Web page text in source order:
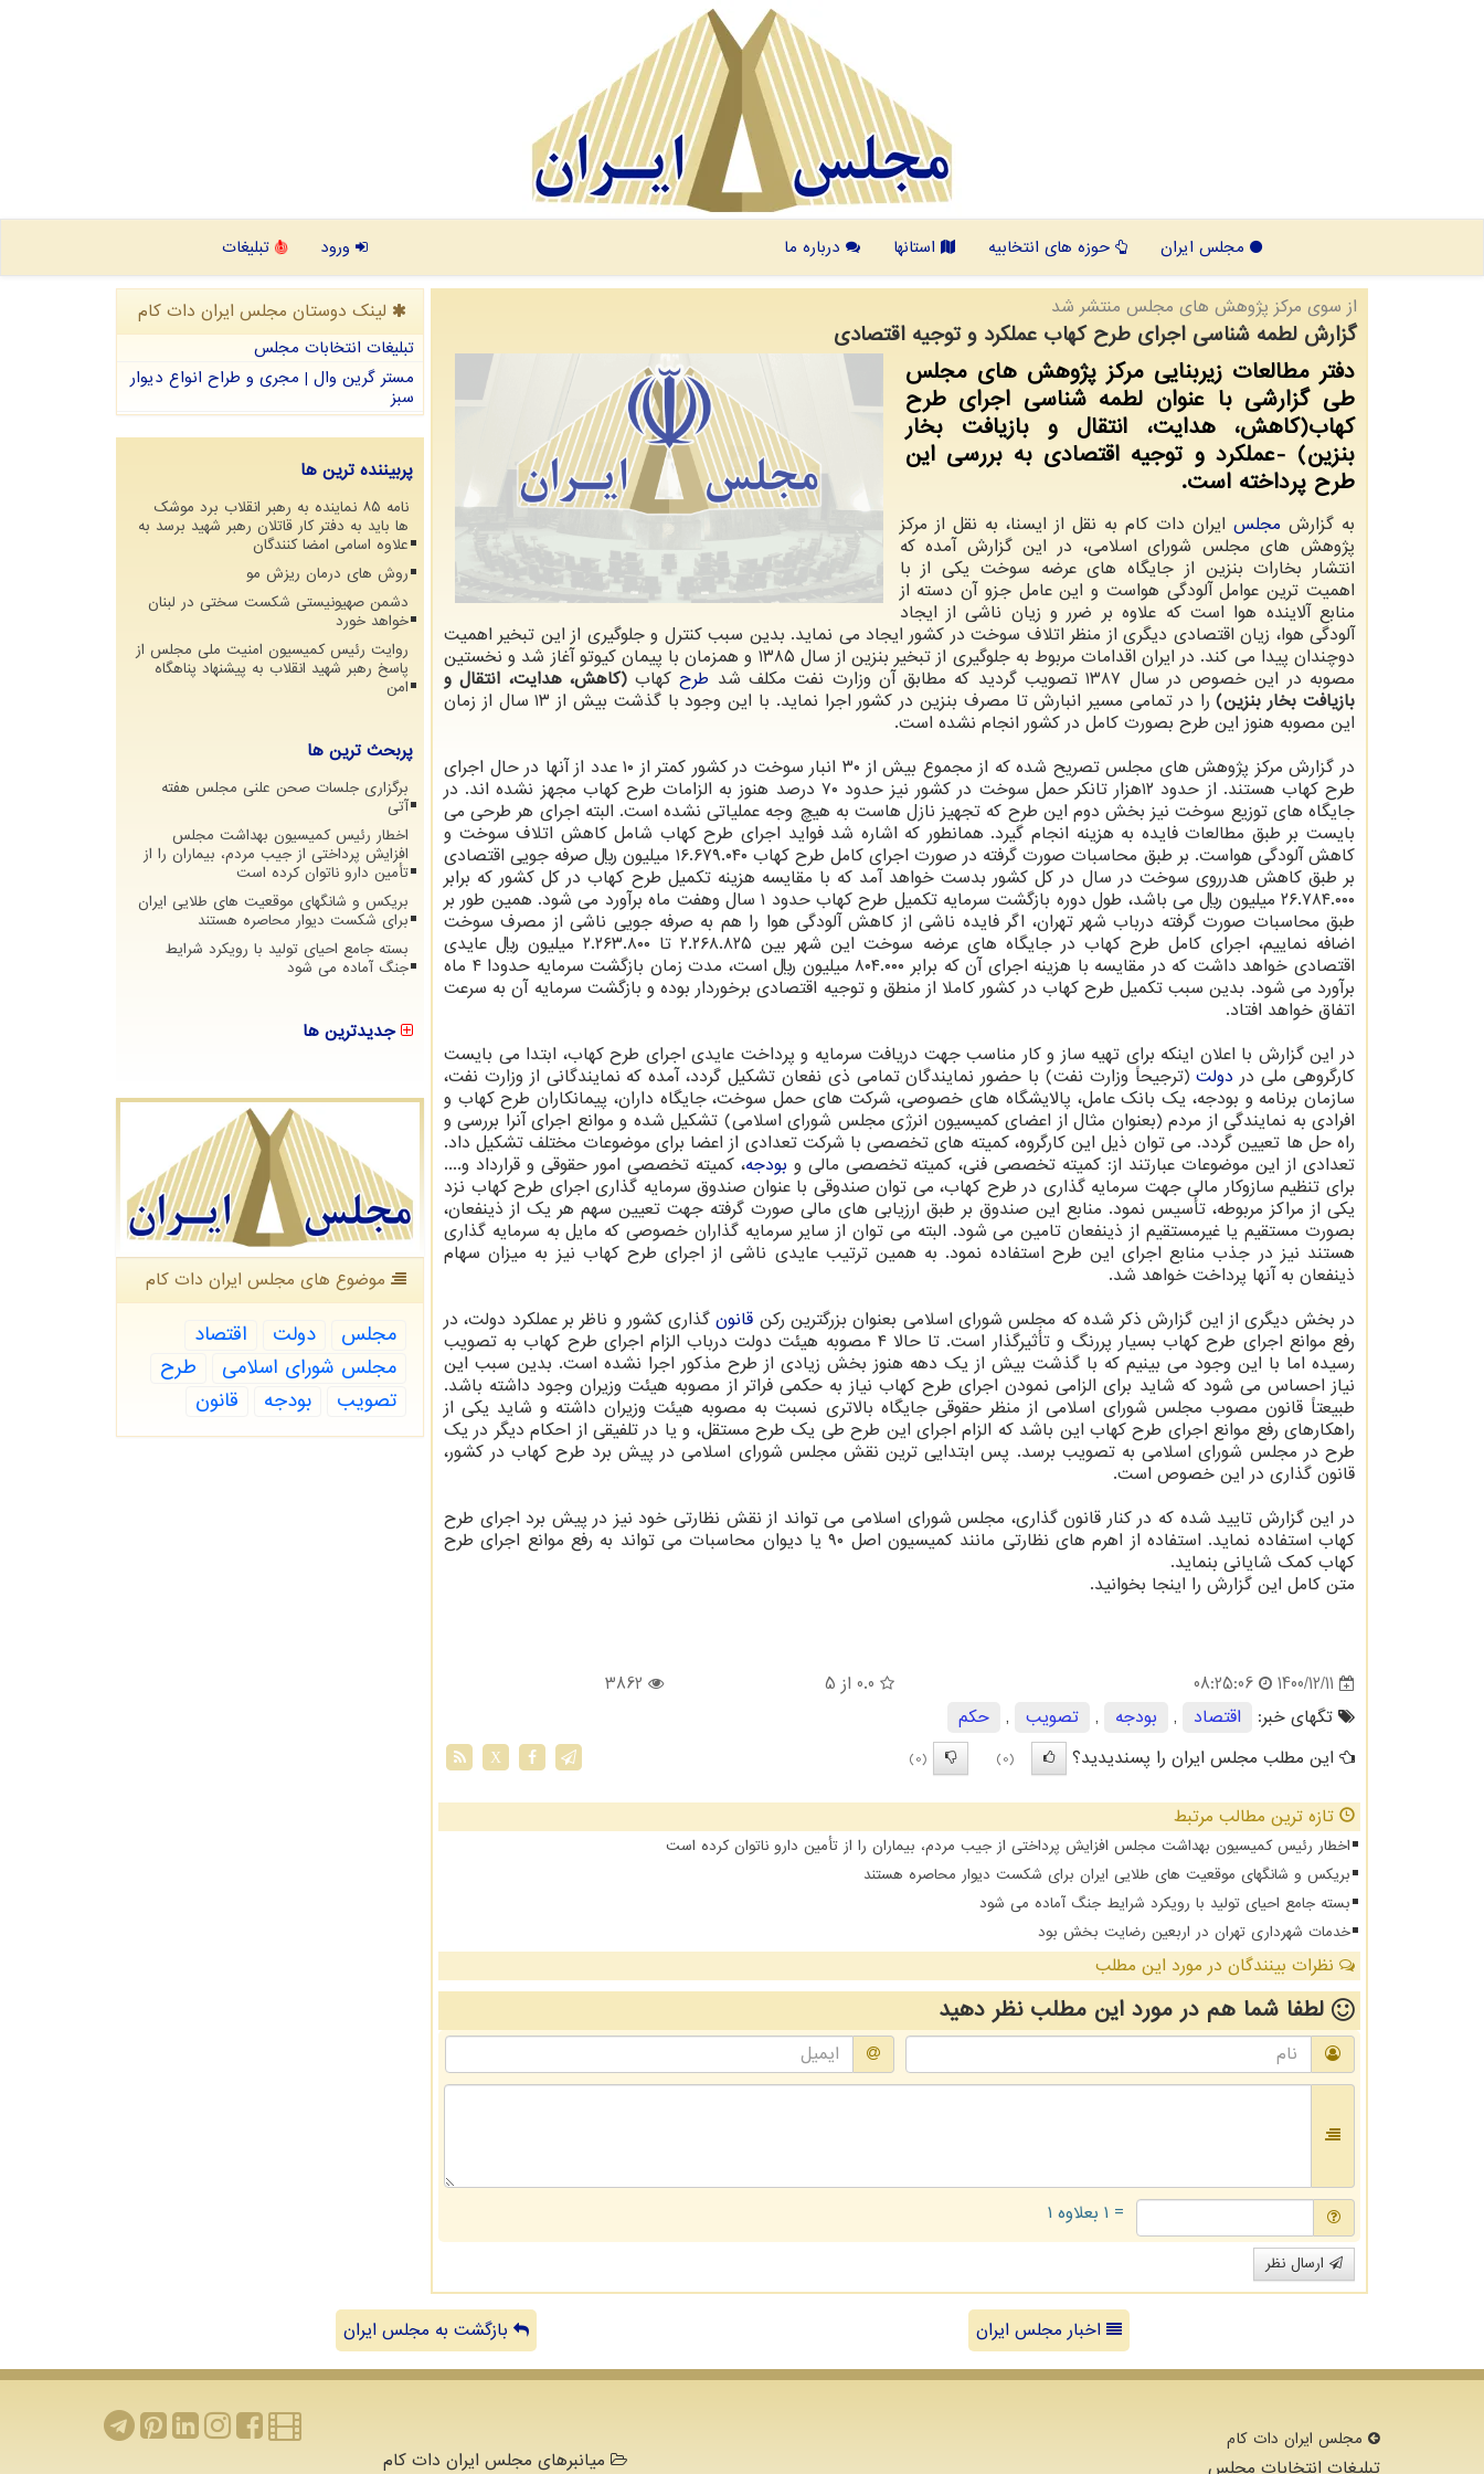
مجلس ایران حوزه های انتخابیه استانها درباره ما ورود تبلیغات
از سوی مركز پژوهش های مجلس منتشر شد
گزارش لطمه شناسی اجرای طرح کهاب عملکرد و توجیه اقتصادی
دفتر مطالعات زیربنایی مرکز پژوهش های مجلس
طی گزارشی با عنوان لطمه شناسی اجرای طرح
کهاب(کاهش، هدایت، انتقال و بازیافت بخار
بنزین) -عملکرد و توجیه اقتصادی به بررسی این
طرح پرداخته است.
به گزارش مجلس ایران دات کام به نقل از ایسنا، به نقل از مرکز
پژوهش های مجلس شورای اسلامی، در این گزارش آمده که
انتشار بخارات بنزین از جایگاه های عرضه سوخت یکی از با
اهمیت ترین عوامل آلودگی هواست و این عامل جزو آن دسته از
منابع آلاینده هوا است که علاوه بر ضرر و زیان ناشی از ایجاد
آلودگی هوا، زیان اقتصادی دیگری از منظر اتلاف سوخت در کشور ایجاد می نماید. بدین سبب کنترل و جلوگیری از این تبخیر اهمیت
دوچندان پیدا می کند. در ایران اقدامات مربوط به جلوگیری از تبخیر بنزین از سال ۱۳۸۵ و همزمان با پیمان کیوتو آغاز شد و نخستین
مصوبه در این خصوص در سال ۱۳۸۷ تصویب گردید که مطابق آن وزارت نفت مکلف شد
طرحکهاب(کاهش، هدایت، انتقال و
بازیافت بخار بنزین)
را در تمامی مسیر انبارش تا مصرف بنزین در کشور اجرا نماید. با این وجود با گذشت بیش از ۱۳ سال از زمان
این مصوبه هنوز این طرح بصورت کامل در کشور انجام نشده است.
در گزارش مرکز پژوهش های مجلس تصریح شده که از مجموع بیش از ۳۰ انبار سوخت در کشور کمتر از ۱۰ عدد از آنها در حال اجرای
طرح کهاب هستند. از حدود ۱۲هزار تانکر حمل سوخت در کشور نیز حدود ۷۰ درصد هنوز به الزامات طرح کهاب مجهز نشده اند. در
جایگاه های توزیع سوخت نیز بخش دوم این طرح که تجهیز نازل هاست به هیچ وجه عملیاتی نشده است. البته اجرای هر طرحی می
بایست بر طبق مطالعات فایده به هزینه انجام گیرد. همانطور که اشاره شد فواید اجرای طرح کهاب شامل کاهش اتلاف سوخت و
کاهش آلودگی هواست. بر طبق محاسبات صورت گرفته در صورت اجرای کامل طرح کهاب ۱۶.۶۷۹.۰۴۰ میلیون ریال صرفه جویی اقتصادی
بر طبق کاهش هدرروی سوخت در سال در کل کشور بدست خواهد آمد که با مقایسه هزینه تکمیل طرح کهاب در کل کشور که برابر
۲۶.۷۸۴.۰۰۰ میلیون ریال می باشد، طول دوره بازگشت سرمایه تکمیل طرح کهاب حدود ۱ سال وهفت ماه برآورد می شود. همین طور بر
طبق محاسبات صورت گرفته درباب شهر تهران، اگر فایده ناشی از کاهش آلودگی هوا را هم به صرفه جویی ناشی از مصرف سوخت
اضافه نماییم، اجرای کامل طرح کهاب در جایگاه های عرضه سوخت این شهر بین ۲.۲۶۸.۸۲۵ تا ۲.۲۶۳.۸۰۰ میلیون ریال عایدی
اقتصادی خواهد داشت که در مقایسه با هزینه اجرای آن که برابر ۸۰۴.۰۰۰ میلیون ریال است، مدت زمان بازگشت سرمایه حدودا ۴ ماه
برآورد می شود. بدین سبب تکمیل طرح کهاب در کشور کاملا از منطق و توجیه اقتصادی برخوردار بوده و بازگشت سرمایه آن به سرعت
اتفاق خواهد افتاد.
در این گزارش با اعلان اینکه برای تهیه ساز و کار مناسب جهت دریافت سرمایه و پرداخت عایدی اجرای طرح کهاب، ابتدا می بایست
کارگروهی ملی در دولت(ترجیحاً وزارت نفت) با حضور نمایندگان تمامی ذی نفعان تشکیل گردد، آمده که نمایندگانی از وزارت نفت،
سازمان برنامه و بودجه، یک بانک عامل، پالایشگاه های خصوصی، شرکت های حمل سوخت، جایگاه داران، پیمانکاران طرح کهاب و
افرادی به نمایندگی از مردم (بعنوان مثال از اعضای کمیسیون انرژی مجلس شورای اسلامی) تشکیل شده و موانع اجرای آنرا بررسی و
راه حل ها تعیین گردد. می توان ذیل این کارگروه، کمیته های تخصصی با شرکت تعدادی از اعضا برای موضوعات مختلف تشکیل داد.
تعدادی از این موضوعات عبارتند از: کمیته تخصصی فنی، کمیته تخصصی مالی و بودجه، کمیته تخصصی امور حقوقی و قرارداد و....
برای تنظیم سازوکار مالی جهت سرمایه گذاری در طرح کهاب، می توان صندوقی با عنوان صندوق سرمایه گذاری اجرای طرح کهاب نزد
یکی از مراکز مربوطه، تأسیس نمود. منابع این صندوق بر طبق ارزیابی های مالی صورت گرفته جهت تعیین سهم هر یک از ذینفعان،
بصورت مستقیم یا غیرمستقیم از ذینفعان تامین می شود. البته می توان از سایر سرمایه گذاران خصوصی که مایل به سرمایه گذاری
هستند نیز در جذب منابع اجرای این طرح استفاده نمود. به همین ترتیب عایدی ناشی از اجرای طرح کهاب نیز به میزان سهام
ذینفعان به آنها پرداخت خواهد شد.
در بخش دیگری از این گزارش ذکر شده که مجلس شورای اسلامی بعنوان بزرگترین رکن قانونگذاری کشور و ناظر بر عملکرد دولت، در
رفع موانع اجرای طرح کهاب بسیار پررنگ و تأثیرگذار است. تا حالا ۴ مصوبه هیئت دولت درباب الزام اجرای طرح کهاب به تصویب
رسیده اما با این وجود می بینیم که با گذشت بیش از یک دهه هنوز بخش زیادی از طرح مذکور اجرا نشده است. بدین سبب این
نیاز احساس می شود که شاید برای الزامی نمودن اجرای طرح کهاب نیاز به حکمی فراتر از مصوبه هیئت وزیران وجود داشته باشد.
طبیعتاً قانون مصوب مجلس شورای اسلامی از منظر حقوقی جایگاه بالاتری نسبت به مصوبه هیئت وزیران داشته و شاید یکی از
راهکارهای رفع موانع اجرای طرح کهاب این باشد که الزام اجرای این طرح طی یک طرح مستقل، و یا در تلفیقی از احکام دیگر در یک
طرح در مجلس شورای اسلامی به تصویب برسد. پس ابتدایی ترین نقش مجلس شورای اسلامی در پیش برد طرح کهاب در کشور،
قانون گذاری در این خصوص است.
در این گزارش تایید شده که در کنار قانون گذاری، مجلس شورای اسلامی می تواند از نقش نظارتی خود نیز در پیش برد اجرای طرح
کهاب استفاده نماید. استفاده از اهرم های نظارتی مانند کمیسیون اصل ۹۰ یا دیوان محاسبات می تواند به رفع موانع اجرای طرح
کهاب کمک شایانی بنماید.
متن کامل این گزارش را اینجا بخوانید.
1400/12/11
08:25:06
0.0 از 5
3862
تگهای خبر:
اقتصاد , بودجه , تصویب ,
حكم
این مطلب مجلس ایران را پسندیدید؟
(0)
(0)
X
تازه ترین مطالب مرتبط
اخطار رئیس کمیسیون بهداشت مجلس افزایش پرداختی از جیب مردم، بیماران را از تأمین دارو ناتوان کرده است
بریکس و شانگهای موقعیت های طلایی ایران برای شکست دیوار محاصره هستند
بسته جامع احیای تولید با رویکرد شرایط جنگ آماده می شود
خدمات شهرداری تهران در اربعین رضایت بخش بود
نظرات بینندگان در مورد این مطلب
لطفا شما هم در مورد این مطلب نظر دهید
= ۱ بعلاوه ۱
ارسال نظر
لینک دوستان مجلس ایران دات كام
تبلیغات انتخابات مجلس
مستر گرین وال | مجری و طراح انواع دیوار
سبز
پربیننده ترین ها
نامه ۸۵ نماینده به رهبر انقلاب برد موشک
ها باید به دفتر کار قاتلان رهبر شهید برسد به
علاوه اسامی امضا کنندگان
روش های درمان ریزش مو
دشمن صهیونیستی شکست سختی در لبنان
خواهد خورد
روایت رئیس کمیسیون امنیت ملی مجلس از
پاسخ رهبر شهید انقلاب به پیشنهاد پناهگاه
امن
پربحث ترین ها
برگزاری جلسات صحن علنی مجلس هفته
آتی
اخطار رئیس کمیسیون بهداشت مجلس
افزایش پرداختی از جیب مردم، بیماران را از
تأمین دارو ناتوان کرده است
بریکس و شانگهای موقعیت های طلایی ایران
برای شکست دیوار محاصره هستند
بسته جامع احیای تولید با رویکرد شرایط
جنگ آماده می شود
جدیدترین ها
موضوع های مجلس ایران دات كام
مجلس دولت
اقتصاد
مجلس شورای اسلامی
طرح
تصویب
بودجه قانون
اخبار مجلس ایران بازگشت به مجلس ایران
مجلس ایران دات كام
میانبرهای مجلس ایران دات کام